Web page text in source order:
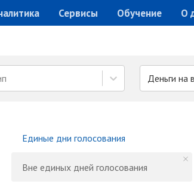
Сервисы Обучение О
Деньги на
Единые дни голосования
Вне единых дней голосования